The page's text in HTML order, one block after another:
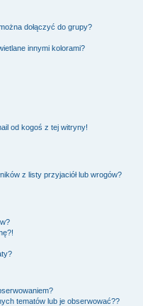
dołączyć do grupy?
innymi kolorami?
od kogoś z tej witryny!
z listy przyjaciół lub wrogów?
tematów lub je obserwować??